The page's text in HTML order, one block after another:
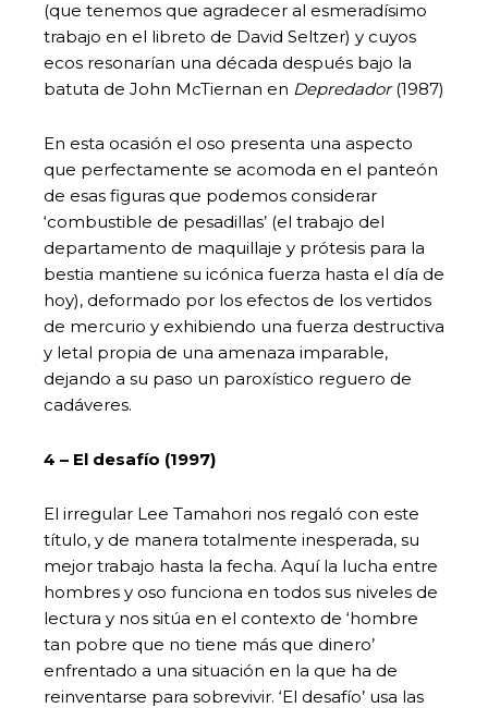
(que tenemos que agradecer al esmeradísimo
trabajo en el libreto de David Seltzer) y cuyos
ecos resonarían una década después bajo la
batuta de John McTiernan en Depredador(1987)
En esta ocasión el oso presenta una aspecto
que perfectamente se acomoda en el panteón
de esas figuras que podemos considerar
‘combustible de pesadillas’ (el trabajo del
departamento de maquillaje y prótesis para la
bestia mantiene su icónica fuerza hasta el día de
hoy), deformado por los efectos de los vertidos
de mercurio y exhibiendo una fuerza destructiva
y letal propia de una amenaza imparable,
dejando a su paso un paroxístico reguero de
cadáveres.
4 – El desafío (1997)
El irregular Lee Tamahori nos regaló con este
título, y de manera totalmente inesperada, su
mejor trabajo hasta la fecha. Aquí la lucha entre
hombres y oso funciona en todos sus niveles de
lectura y nos sitúa en el contexto de ‘hombre
tan pobre que no tiene más que dinero’
enfrentado a una situación en la que ha de
reinventarse para sobrevivir. ‘El desafío’ usa las